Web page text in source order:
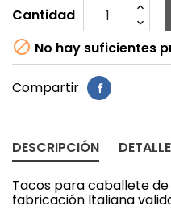
Cantidad
 No hay suficientes
Compartir
DESCRIPCIÓN
Tacos para caballete
fabricación Italiana